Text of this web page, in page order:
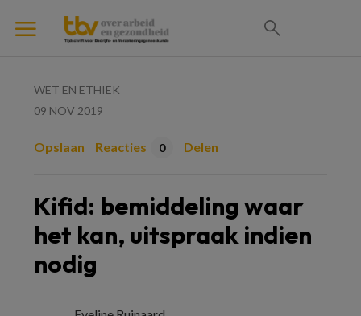
WET EN ETHIEK
09 NOV 2019
Opslaan Reacties 0 Delen
Kifid: bemiddeling waar
het kan, uitspraak indien
nodig